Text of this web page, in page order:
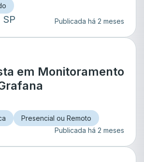
SP Publicada há 2 meses
em Monitoramento
Presencial ou Remoto
Publicada há 2 meses